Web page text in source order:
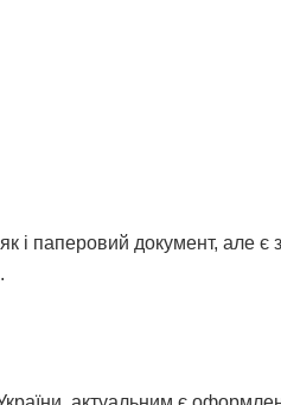
і паперовий документ, але